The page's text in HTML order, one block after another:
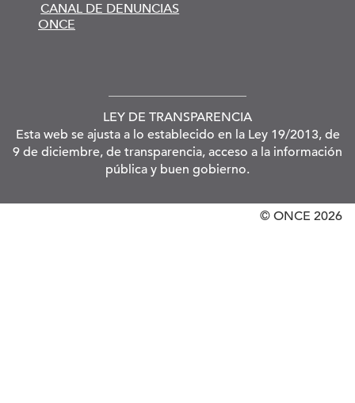
CANAL DE DENUNCIAS
ONCE
LEY DE TRANSPARENCIA
Esta web se ajusta a lo establecido en la Ley 19/2013, de
9 de diciembre, de transparencia, acceso a la información
pública y buen gobierno.
© ONCE 2026